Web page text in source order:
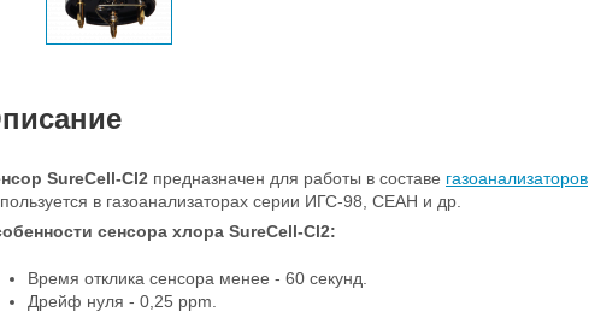
SureCell-Сl2 предназначен для работы в составе газоанализаторов
в газоанализаторах серии ИГС-98, СЕАН и др.
сенсора хлора SureCell-Сl2​:
Время отклика сенсора менее - 60 секунд.
Дрейф нуля - 0,25 ppm.